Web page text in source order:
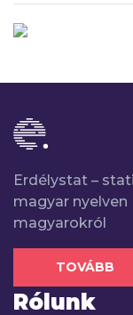
Erdélystat –
magyar nyelven
magyarokról
TOVÁBB
Rólunk